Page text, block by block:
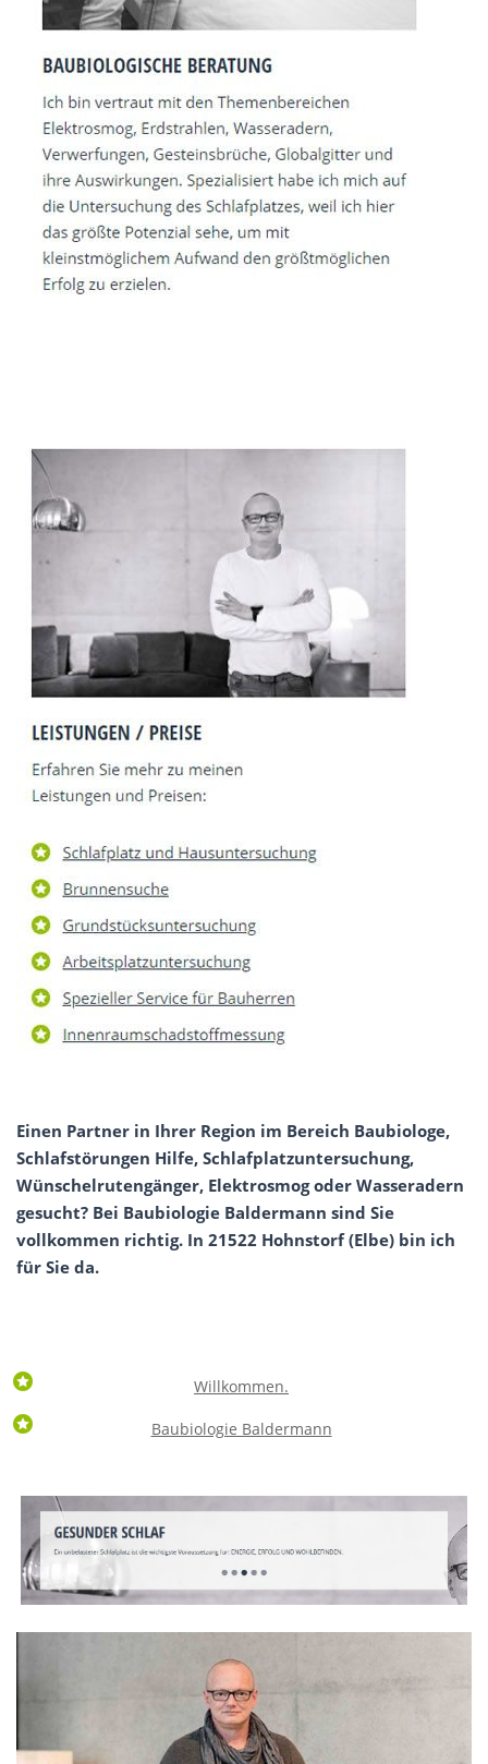
Einen Partner in Ihrer Region im Bereich Baubiologe,
Schlafstörungen Hilfe, Schlafplatzuntersuchung,
Wünschelrutengänger, Elektrosmog oder Wasseradern
gesucht? Bei Baubiologie Baldermann sind Sie
vollkommen richtig. In 21522 Hohnstorf (Elbe) bin ich
für Sie da.
Willkommen.
Baubiologie Baldermann